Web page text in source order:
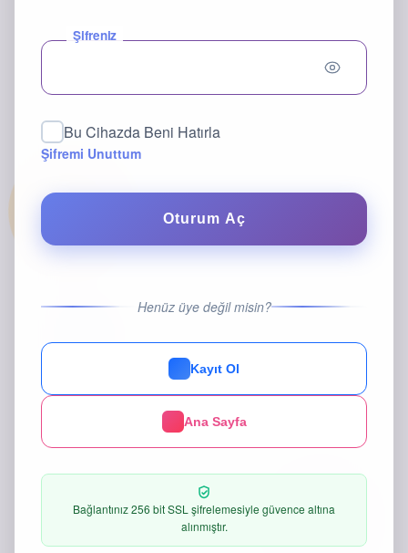
Şifreniz
Bu Cihazda Beni Hatırla
Şifremi Unuttum
Oturum Aç
Henüz üye değil misin?
Kayıt Ol
Ana Sayfa
Bağlantınız 256 bit SSL şifrelemesiyle güvence altına
alınmıştır.